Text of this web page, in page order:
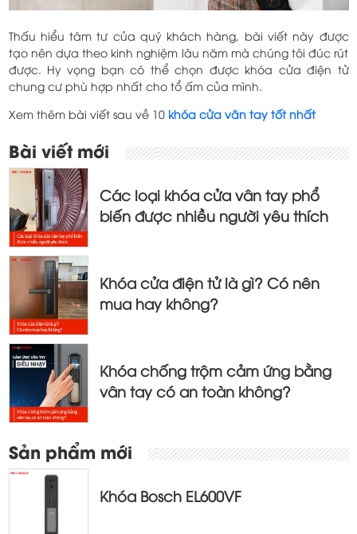
Thấu hiểu tâm tư của quý khách hàng, bài viết này được
tạo nên dựa theo kinh nghiệm lâu năm mà chúng tôi đúc rút
được. Hy vọng bạn có thể chọn được khóa cửa điện tử
chung cư phù hợp nhất cho tổ ấm của mình.
Xem thêm bài viết sau về 10khóa cửa vân tay tốt nhất
Điều
hướng
bài
viết
Bài viết mới
Các loại khóa cửa vân tay phổ
biến được nhiều người yêu thích
Khóa cửa điện tử là gì? Có nên
mua hay không?
Khóa chống trộm cảm ứng bằng
vân tay có an toàn không?
Sản phẩm mới
Khóa Bosch EL600VF